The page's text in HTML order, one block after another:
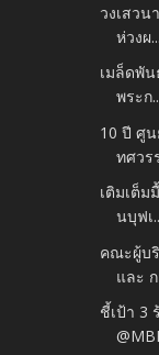
วงเสว
ห่วงผ...
เมล็ดพัน
พระก
10 ปี ศู
ทศวร
เติมเต็
นบุฟเ
คณะผู้บ
และ ก
ชี้เป้า 3